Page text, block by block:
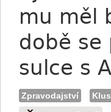
mu měl
době se
sulce s
Zpravodajství